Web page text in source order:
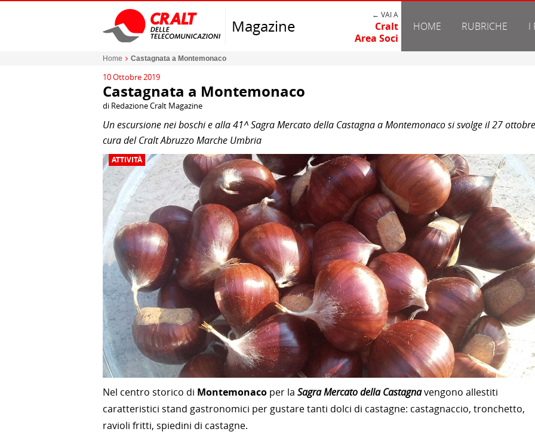
Magazine
← VAI A
Cralt
Area Soci
HOME RUBRICHE I
Home Castagnata a Montemonaco
10 Ottobre 2019
Castagnata a Montemonaco
di Redazione Cralt Magazine
Un escursione nei boschi e alla 41^ Sagra Mercato della Castagna a Montemonaco si svolge il 27
cura del Cralt Abruzzo Marche Umbria
ATTIVITÀ
Nel centro storico di Montemonaco per la Sagra Mercato della Castagnavengono allestiti
caratteristici stand gastronomici per gustare tanti dolci di castagne: castagnaccio, tronchetto,
ravioli fritti, spiedini di castagne.